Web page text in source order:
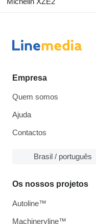
Empresa
Quem somos
Ajuda
Contactos
Brasil / português
Os nossos projetos
Autoline™
Machineryline™